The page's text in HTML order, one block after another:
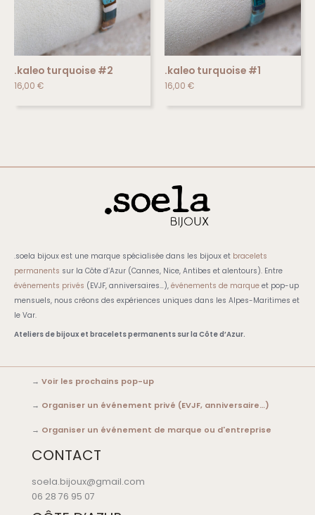
.kaleo turquoise #2
16,00 €
.kaleo turquoise #1
16,00 €
.soela bijoux est une marque spécialisée dans les bijoux et bracelets
permanents sur la Côte d’Azur (Cannes, Nice, Antibes et alentours). Entre
événements privés (EVJF, anniversaires…), événements de marque et pop-up
mensuels, nous créons des expériences uniques dans les Alpes-Maritimes et
le Var.
Ateliers de bijoux et bracelets permanents sur la Côte d’Azur.
→ Voir les prochains pop-up
→ Organiser un événement privé (EVJF, anniversaire…)
→ Organiser un événement de marque ou d'entreprise
CONTACT
soela.bijoux@gmail.com
06 28 76 95 07